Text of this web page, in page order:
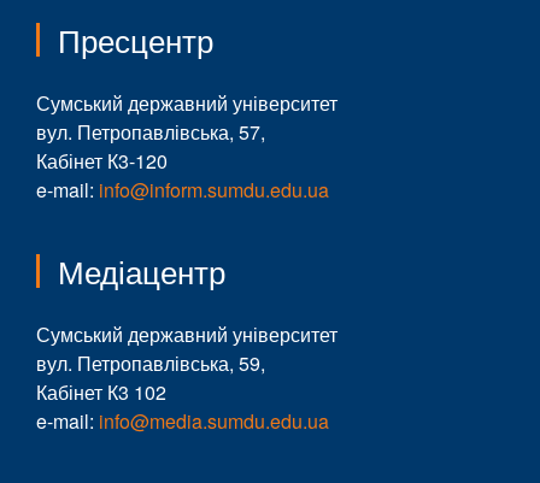
Пресцентр
Сумський державний університет
вул. Петропавлівська, 57,
Кабінет К3-120
e-mail: info@inform.sumdu.edu.ua
Медіацентр
Сумський державний університет
вул. Петропавлівська, 59,
Кабінет К3 102
e-mail: info@media.sumdu.edu.ua